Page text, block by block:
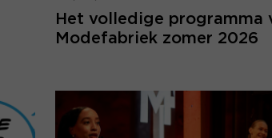
Het volledige programma
Modefabriek zomer 2026